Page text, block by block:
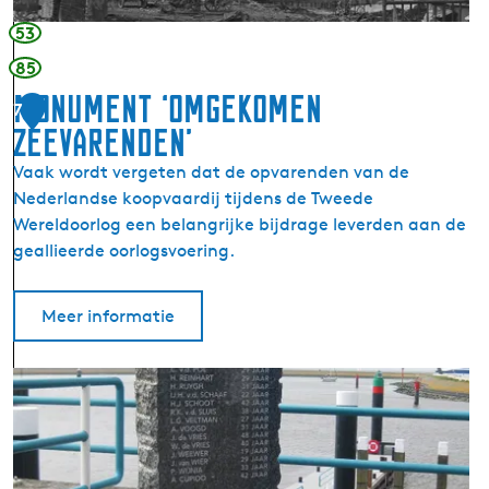
t
Q
u
e
n
'
s
O
w
R
f
l
e
o
f
e
s
c
h
i
e
t
i
n
g
e
o
p
P
n
g
53
85
7
Monument ‘omgekomen
Zeevarenden’
Vaak wordt vergeten dat de opvarenden van de
Nederlandse koopvaardij tijdens de Tweede
Wereldoorlog een belangrijke bijdrage leverden aan de
geallieerde oorlogsvoering.
Meer informatie
M
o
n
u
m